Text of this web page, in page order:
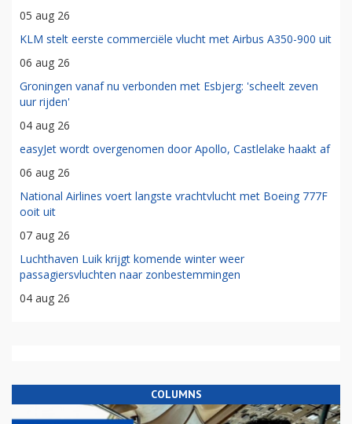
05 aug 26
KLM stelt eerste commerciële vlucht met Airbus A350-900 uit
06 aug 26
Groningen vanaf nu verbonden met Esbjerg: 'scheelt zeven
uur rijden'
04 aug 26
easyJet wordt overgenomen door Apollo, Castlelake haakt af
06 aug 26
National Airlines voert langste vrachtvlucht met Boeing 777F
ooit uit
07 aug 26
Luchthaven Luik krijgt komende winter weer
passagiersvluchten naar zonbestemmingen
04 aug 26
COLUMNS